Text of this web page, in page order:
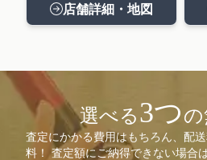
店舗詳細・地図
選べる3つ
査定にかかる費用はもちろん、配
料！ 査定額にご納得できない場合